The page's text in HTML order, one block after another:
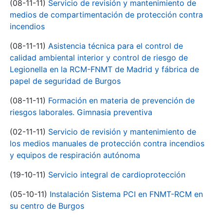
(08-11-11) Servicio de revisión y mantenimiento de
medios de compartimentación de protección contra
incendios
(08-11-11) Asistencia técnica para el control de
calidad ambiental interior y control de riesgo de
Legionella en la RCM-FNMT de Madrid y fábrica de
papel de seguridad de Burgos
(08-11-11) Formación en materia de prevención de
riesgos laborales. Gimnasia preventiva
(02-11-11) Servicio de revisión y mantenimiento de
los medios manuales de protección contra incendios
y equipos de respiración autónoma
(19-10-11) Servicio integral de cardioprotección
(05-10-11) Instalación Sistema PCI en FNMT-RCM en
su centro de Burgos